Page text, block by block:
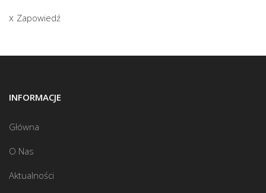
Zapowiedź
INFORMACJE
Główna
O Nas
Aktualności